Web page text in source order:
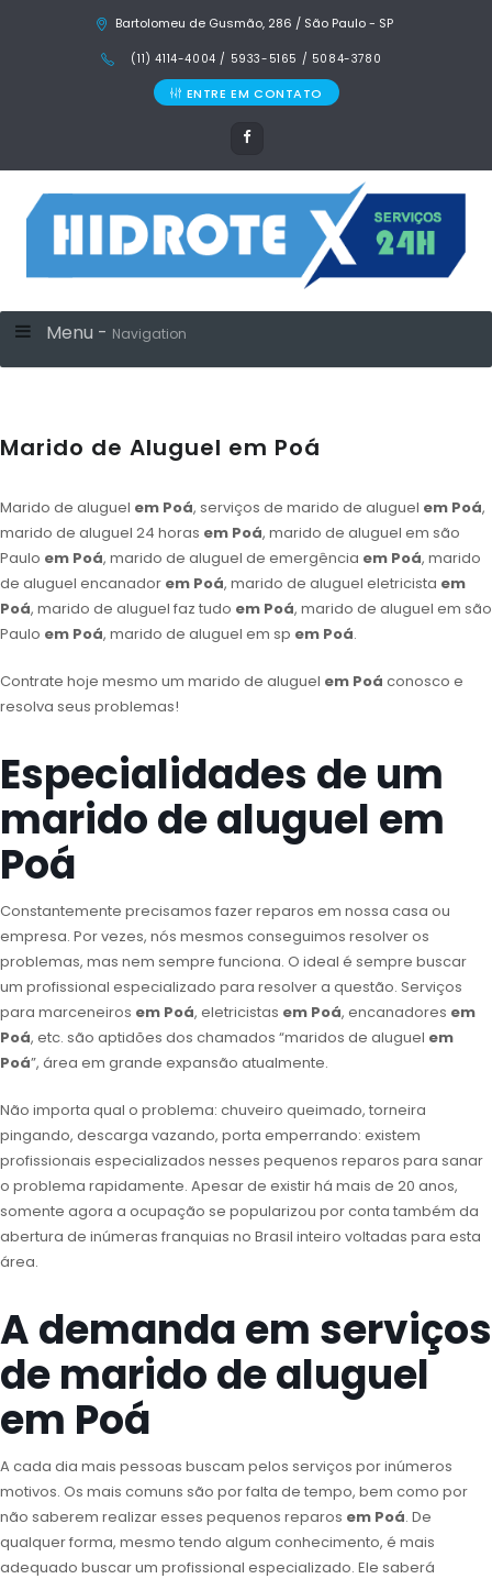
Bartolomeu de Gusmão, 286 / São Paulo - SP
(11) 4114-4004 / 5933-5165 / 5084-3780
ENTRE EM CONTATO
Menu - Navigation
Marido de Aluguel em Poá
Marido de aluguel em Poá, serviços de marido de aluguel em Poá,
marido de aluguel 24 horas em Poá, marido de aluguel em são
Paulo em Poá, marido de aluguel de emergência em Poá, marido
de aluguel encanador em Poá, marido de aluguel eletricista em
Poá, marido de aluguel faz tudo em Poá, marido de aluguel em são
Paulo em Poá, marido de aluguel em sp em Poá.
Contrate hoje mesmo um marido de aluguel em Poá conosco e
resolva seus problemas!
Especialidades de um
marido de aluguel em
Poá
Constantemente precisamos fazer reparos em nossa casa ou
empresa. Por vezes, nós mesmos conseguimos resolver os
problemas, mas nem sempre funciona. O ideal é sempre buscar
um profissional especializado para resolver a questão. Serviços
para marceneiros em Poá, eletricistas em Poá, encanadores em
Poá, etc. são aptidões dos chamados “maridos de aluguel em
Poá”, área em grande expansão atualmente.
Não importa qual o problema: chuveiro queimado, torneira
pingando, descarga vazando, porta emperrando: existem
profissionais especializados nesses pequenos reparos para sanar
o problema rapidamente. Apesar de existir há mais de 20 anos,
somente agora a ocupação se popularizou por conta também da
abertura de inúmeras franquias no Brasil inteiro voltadas para esta
área.
A demanda em serviços
de marido de aluguel
em Poá
A cada dia mais pessoas buscam pelos serviços por inúmeros
motivos. Os mais comuns são por falta de tempo, bem como por
não saberem realizar esses pequenos reparos em Poá. De
qualquer forma, mesmo tendo algum conhecimento, é mais
adequado buscar um profissional especializado. Ele saberá